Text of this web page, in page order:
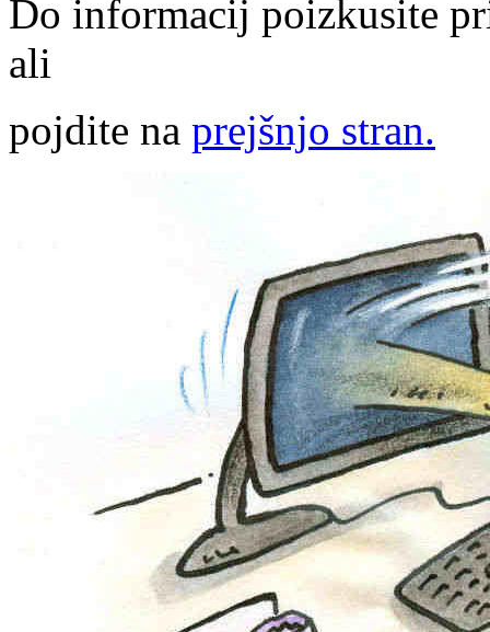
Do informacij poizkusite
ali
pojdite na prejšnjo stran.